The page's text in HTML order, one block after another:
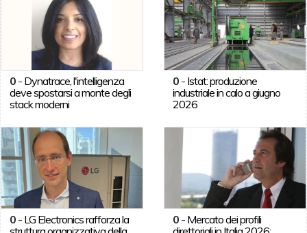
0- Dynatrace, l'intelligenza
deve spostarsi a monte degli
stack moderni
0- Istat: produzione
industriale in calo a giugno
2026
0- LG Electronics rafforza la
0- Mercato dei profili